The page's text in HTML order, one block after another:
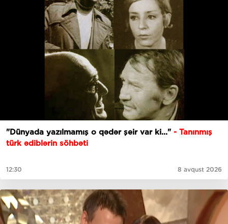
"Dünyada yazılmamış o qədər şeir var ki..." - Tanınmış
türk ədiblərin söhbəti
12:30 8 avqust 2026